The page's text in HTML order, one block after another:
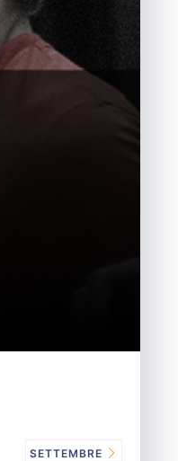
SETTEMBRE